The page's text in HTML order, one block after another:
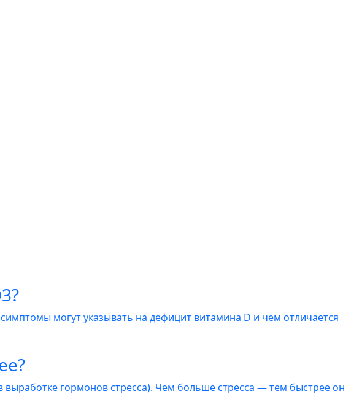
могут указывать на дефицит витамина D и чем отличается
выработке гормонов стресса). Чем больше стресса — тем быстрее он